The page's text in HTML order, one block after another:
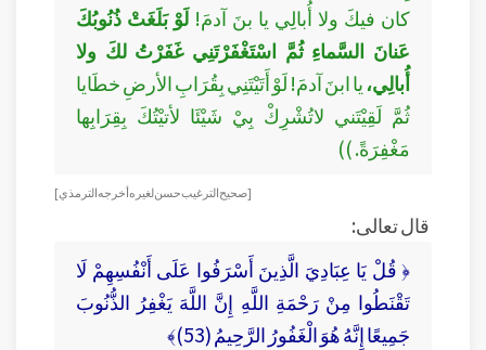
كان فيكَ ولا أُبالِي يا بنَ آدمَ!لَوْ بَلَغَتْ ذُنُوبُكَ
عَنانَ السَّماءِ ثُمَّ اسْتَغْفَرْتَنِي غَفَرْتُ لكَ ولا
أُبالِي،يا ابنَ آدمَ! لَوْ أَتَيْتَنِي بِقُرَابِ الأرضِ خطَايا
ثُمَّ لَقِيْتَني لاتُشْرِكْ بِيْ شَيْئَا لأتيْتُكَ بِقِرَابِها
مَغْفِرَةً. ))
[ صحيح الترغيب حسن لغيره أخرجه الترمذي ]
قال تعالى:
﴿ قُلْ يَا عِبَادِيَ الَّذِينَ أَسْرَفُوا عَلَى أَنْفُسِهِمْ لَا
تَقْنَطُوا مِنْ رَحْمَةِ اللَّهِ إِنَّ اللَّهَ يَغْفِرُ الذُّنُوبَ
جَمِيعًا إِنَّهُ هُوَ الْغَفُورُ الرَّحِيمُ (53)﴾